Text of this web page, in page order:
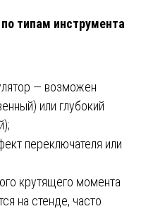
типам инструмента
— возможен
или глубокий
переключателя или
крутящего момента
на стенде, часто